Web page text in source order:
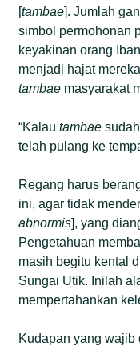
[tambae]. Jumlah
simbol permohonan
keyakinan orang
menjadi hajat
tambae masyarakat
“Kalautambae
telah pulang ke
Regang harus
ini, agar tidak
abnormis], yang
Pengetahuan
masih begitu kental
Sungai Utik. Inilah
mempertahankan
Kudapan yang